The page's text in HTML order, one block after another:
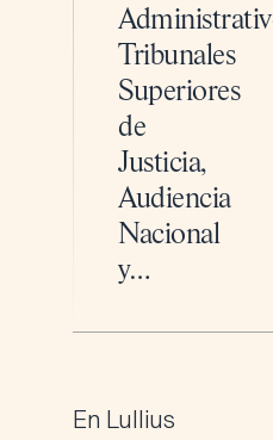
Tribunales
Superiores
de
Justicia,
Audiencia
Nacional
y…
En Lullius